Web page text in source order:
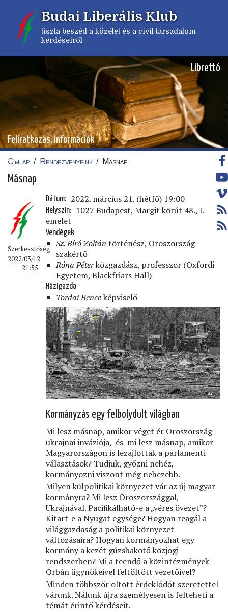
tartalomra
Budai Liberális Klub
tiszta beszéd a közélet és a civil társadalom
kérdéseiről
Librettó
Feliratkozás, információk
Címlap / Rendezvényeink / Másnap
Másnap
Szerkesztőség
2022/03/12
21:55
Dátum 2022. március 21. (hétfő) 19:00
Helyszín
1027 Budapest, Margit körút 48., I.
emelet
Vendégek
Sz. Bíró Zoltán történész, Oroszország-
szakértő
Róna Péterközgazdász, professzor (Oxfordi
Egyetem, Blackfriars Hall)
Házigazda
Tordai Benceképviselő
Kormányzás egy felbolydult világban
Mi lesz másnap, amikor véget ér Oroszország
ukrajnai inváziója, és mi lesz másnap, amikor
Magyarországon is lezajlottak a parlamenti
választások? Tudjuk, győzni nehéz,
kormányozni viszont még nehezebb.
Milyen külpolitikai környezet vár az új magyar
kormányra? Mi lesz Oroszországgal,
Ukrajnával. Paciﬁkálható-e a „véres övezet”?
Kitart-e a Nyugat egysége? Hogyan reagál a
világgazdaság a politikai környezet
változásaira? Hogyan kormányozhat egy
kormány a kezét gúzsbakötő közjogi
rendszerben? Mi a teendő a közintézmények
Orbán ügynökeivel feltöltött vezetőivel?
Minden többször oltott érdeklődőt szeretettel
várunk. Nálunk újra személyesen is felteheti a
témát érintő kérdéseit.